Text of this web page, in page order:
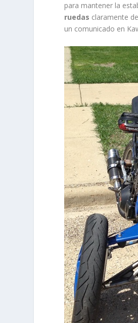
para mantener la
ruedas claramente
un comunicado en